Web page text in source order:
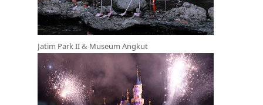
Jatim Park II& Museum Angkut